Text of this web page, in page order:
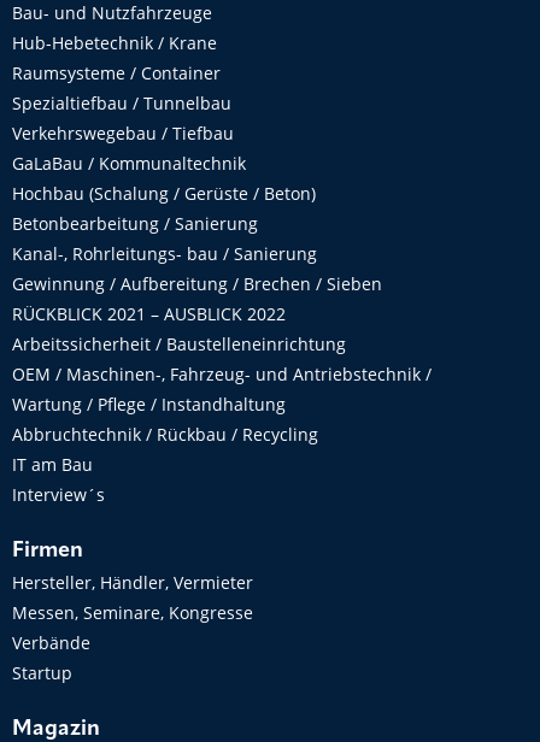
Bau- und Nutzfahrzeuge
Hub-Hebetechnik / Krane
Raumsysteme / Container
Spezialtiefbau / Tunnelbau
Verkehrswegebau / Tiefbau
GaLaBau / Kommunaltechnik
Hochbau (Schalung / Gerüste / Beton)
Betonbearbeitung / Sanierung
Kanal-, Rohrleitungs- bau / Sanierung
Gewinnung / Aufbereitung / Brechen / Sieben
RÜCKBLICK 2021 – AUSBLICK 2022
Arbeitssicherheit / Baustelleneinrichtung
OEM / Maschinen-, Fahrzeug- und Antriebstechnik /
Wartung / Pflege / Instandhaltung
Abbruchtechnik / Rückbau / Recycling
IT am Bau
Interview´s
Firmen
Hersteller, Händler, Vermieter
Messen, Seminare, Kongresse
Verbände
Startup
Magazin